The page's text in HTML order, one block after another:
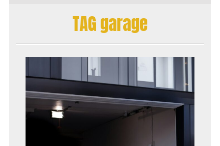
DE
INTERNET
VOTRE
ENTREPRISE
TAG garage